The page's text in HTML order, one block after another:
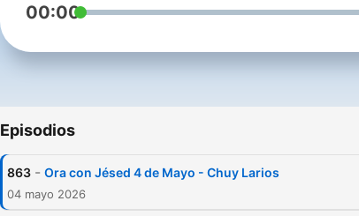
00:00
Episodios
863 - Ora con Jésed 4 de Mayo - Chuy Larios
04 mayo 2026